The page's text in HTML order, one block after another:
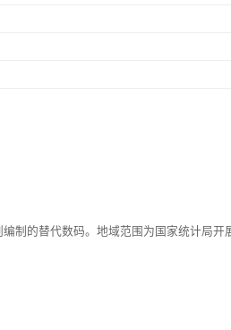
制的替代数码。地域范围为国家统计局开